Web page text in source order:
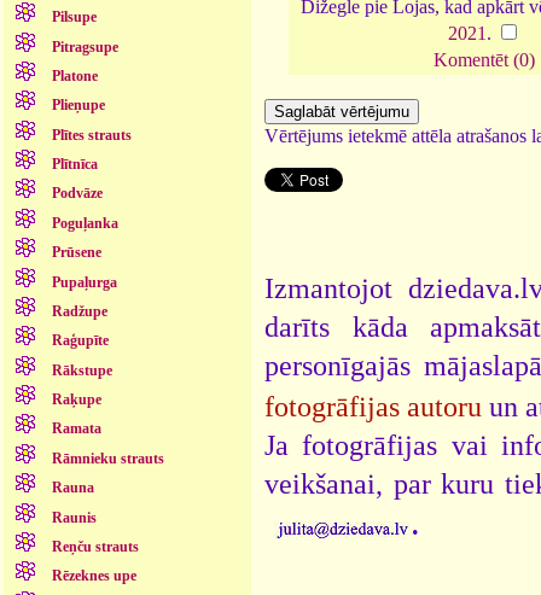
Pilsupe
Pitragsupe
Platone
Plieņupe
Plītes strauts
Plītnīca
Podvāze
Poguļanka
Prūsene
Pupaļurga
Radžupe
Raģupīte
Rākstupe
Raķupe
Ramata
Rāmnieku strauts
Rauna
Raunis
Reņču strauts
Rēzeknes upe
Dižegle pie Lojas, kad apkārt
2021 .
Komentēt (0)
Vērtējums ietekmē attēla atrašanos
Izmantojot
darīts kāda
personīgajās
fotogrāfijas autoru un
Ja fotogrāfijas vai
veikšanai, par kuru
.